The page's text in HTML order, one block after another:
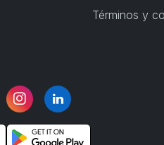
Términos y